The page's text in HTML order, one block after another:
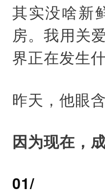
其实没啥新
房。我用关
界正在发生
昨天，他眼
因为现在，
01/